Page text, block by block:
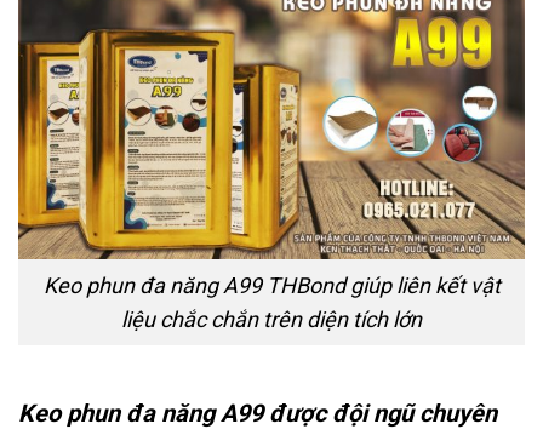
Keo phun đa năng A99 THBond giúp liên kết vật
liệu chắc chắn trên diện tích lớn
Keo phun đa năng A99 được đội ngũ chuyên